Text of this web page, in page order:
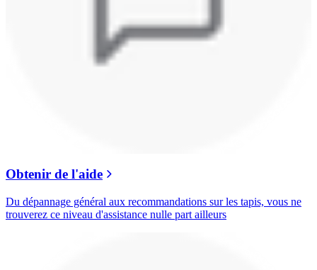
Obtenir de l'aide
Du dépannage général aux recommandations sur les tapis, vous ne
trouverez ce niveau d'assistance nulle part ailleurs